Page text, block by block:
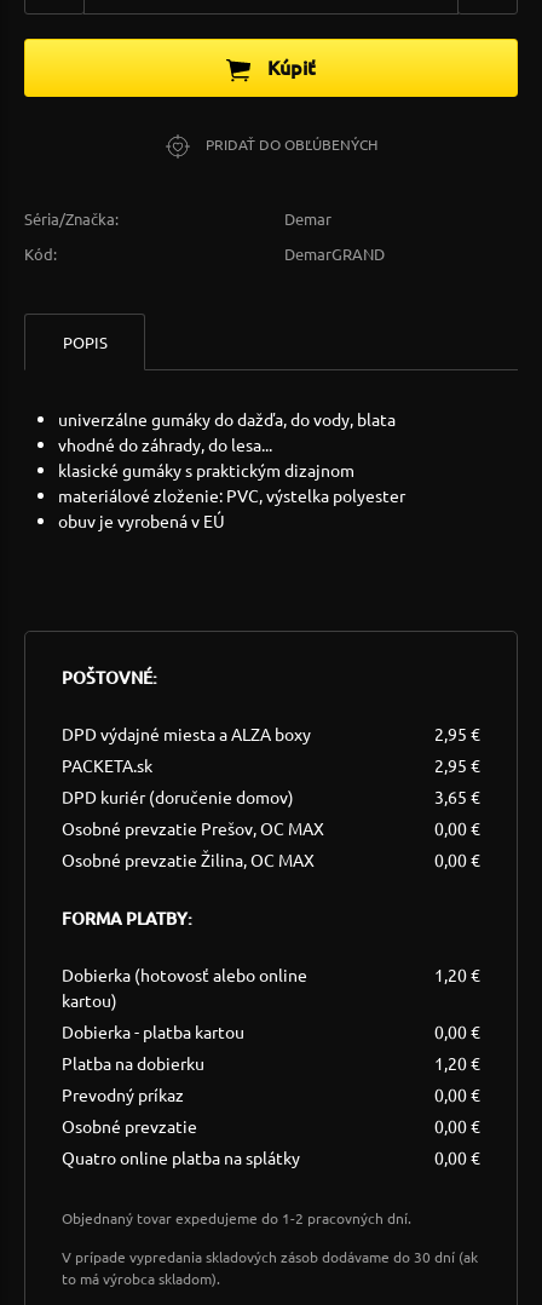
Kúpiť
PRIDAŤ DO OBĽÚBENÝCH
Séria/Značka:
Demar
Kód:
DemarGRAND
POPIS
univerzálne gumáky do dažďa, do vody, blata
vhodné do záhrady, do lesa...
klasické gumáky s praktickým dizajnom
materiálové zloženie: PVC, výstelka polyester
obuv je vyrobená v EÚ
POŠTOVNÉ:
DPD výdajné miesta a ALZA boxy
2,95 €
PACKETA.sk
2,95 €
DPD kuriér (doručenie domov)
3,65 €
Osobné prevzatie Prešov, OC MAX
0,00 €
Osobné prevzatie Žilina, OC MAX
0,00 €
FORMA PLATBY:
Dobierka (hotovosť alebo online
kartou)
1,20 €
Dobierka - platba kartou
0,00 €
Platba na dobierku
1,20 €
Prevodný príkaz
0,00 €
Osobné prevzatie
0,00 €
Quatro online platba na splátky
0,00 €
Objednaný tovar expedujeme do 1-2 pracovných dní.
V prípade vypredania skladových zásob dodávame do 30 dní (ak
to má výrobca skladom).